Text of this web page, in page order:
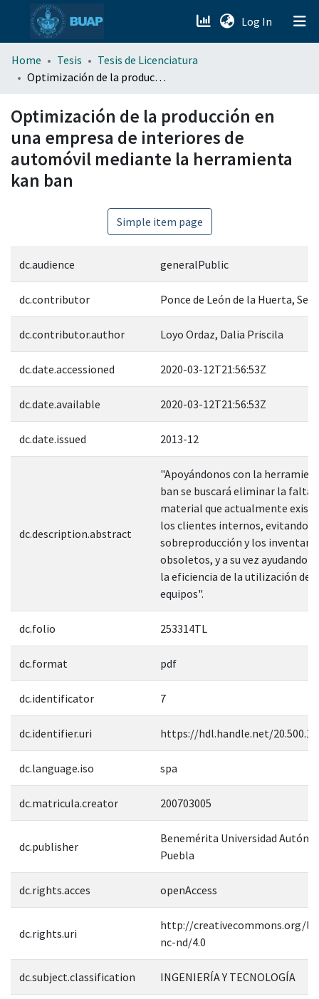
Log In (current)
menu.section.about_menu
Home Tesis
Tesis de Licenciatura
Optimización de la producción en una empresa de interiores de automóvil mediante la herramienta kan ban
Optimización de la producción en
una empresa de interiores de
automóvil mediante la herramienta
kan ban
Simple item page
dc.audience generalPublic
dc.contributor Ponce de León de la Huerta,
dc.contributor.author Loyo Ordaz, Dalia Priscila
dc.date.accessioned 2020-03-12T21:56:53Z
dc.date.available 2020-03-12T21:56:53Z
dc.date.issued 2013-12
dc.description.abstract
"Apoyándonos con la
ban se buscará eliminar la falta
material que actualmente
los clientes internos, evitando la
sobreproducción y los
obsoletos, y a su vez ayudando
la eficiencia de la utilización de
equipos".
dc.folio 253314TL
dc.format pdf
dc.identificator 7
dc.identifier.uri https://hdl.handle.net/
dc.language.iso spa
dc.matricula.creator 200703005
dc.publisher
Benemérita Universidad
Puebla
dc.rights.acces openAccess
dc.rights.uri
http://creativecommons.org/
nc-nd/4.0
dc.subject.classification INGENIERÍA Y TECNOLOGÍA